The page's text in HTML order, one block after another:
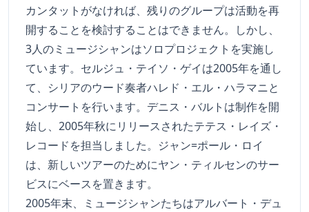
カンタットがなければ、残りのグループは活動を再
開することを検討することはできません。しかし、
3人のミュージシャンはソロプロジェクトを実施し
ています。セルジュ・テイソ・ゲイは2005年を通し
て、シリアのウード奏者ハレド・エル・ハラマニと
コンサートを行います。デニス・バルトは制作を開
始し、2005年秋にリリースされたテテス・レイズ・
レコードを担当しました。ジャン=ポール・ロイ
は、新しいツアーのためにヤン・ティルセンのサー
ビスにベースを置きます。
2005年末、ミュージシャンたちはアルバート・デュ